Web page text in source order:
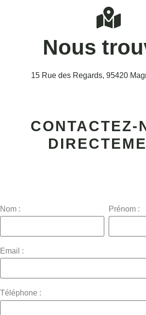
Nous
15 Rue des Regards, 95420
CONTACTEZ-
Nom : Prénom :
Email :
Téléphone :